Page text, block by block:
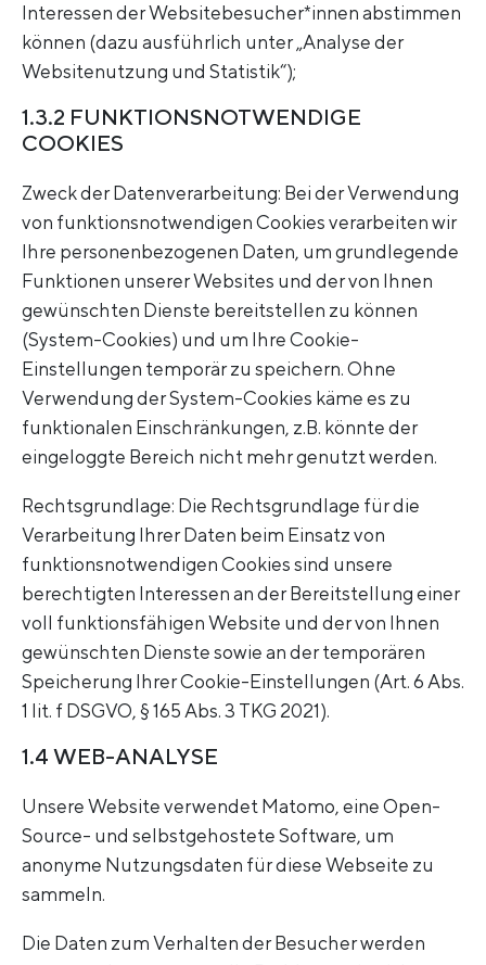
Interessen der Websitebesucher*innen abstimmen
können (dazu ausführlich unter „Analyse der
Websitenutzung und Statistik“);
1.3.2 FUNKTIONSNOTWENDIGE
COOKIES
Zweck der Datenverarbeitung: Bei der Verwendung
von funktionsnotwendigen Cookies verarbeiten wir
Ihre personenbezogenen Daten, um grundlegende
Funktionen unserer Websites und der von Ihnen
gewünschten Dienste bereitstellen zu können
(System-Cookies) und um Ihre Cookie-
Einstellungen temporär zu speichern. Ohne
Verwendung der System-Cookies käme es zu
funktionalen Einschränkungen, z.B. könnte der
eingeloggte Bereich nicht mehr genutzt werden.
Rechtsgrundlage: Die Rechtsgrundlage für die
Verarbeitung Ihrer Daten beim Einsatz von
funktionsnotwendigen Cookies sind unsere
berechtigten Interessen an der Bereitstellung einer
voll funktionsfähigen Website und der von Ihnen
gewünschten Dienste sowie an der temporären
Speicherung Ihrer Cookie-Einstellungen (Art. 6 Abs.
1 lit. f DSGVO, § 165 Abs. 3 TKG 2021).
1.4 WEB-ANALYSE
Unsere Website verwendet Matomo, eine Open-
Source- und selbstgehostete Software, um
anonyme Nutzungsdaten für diese Webseite zu
sammeln.
Die Daten zum Verhalten der Besucher werden